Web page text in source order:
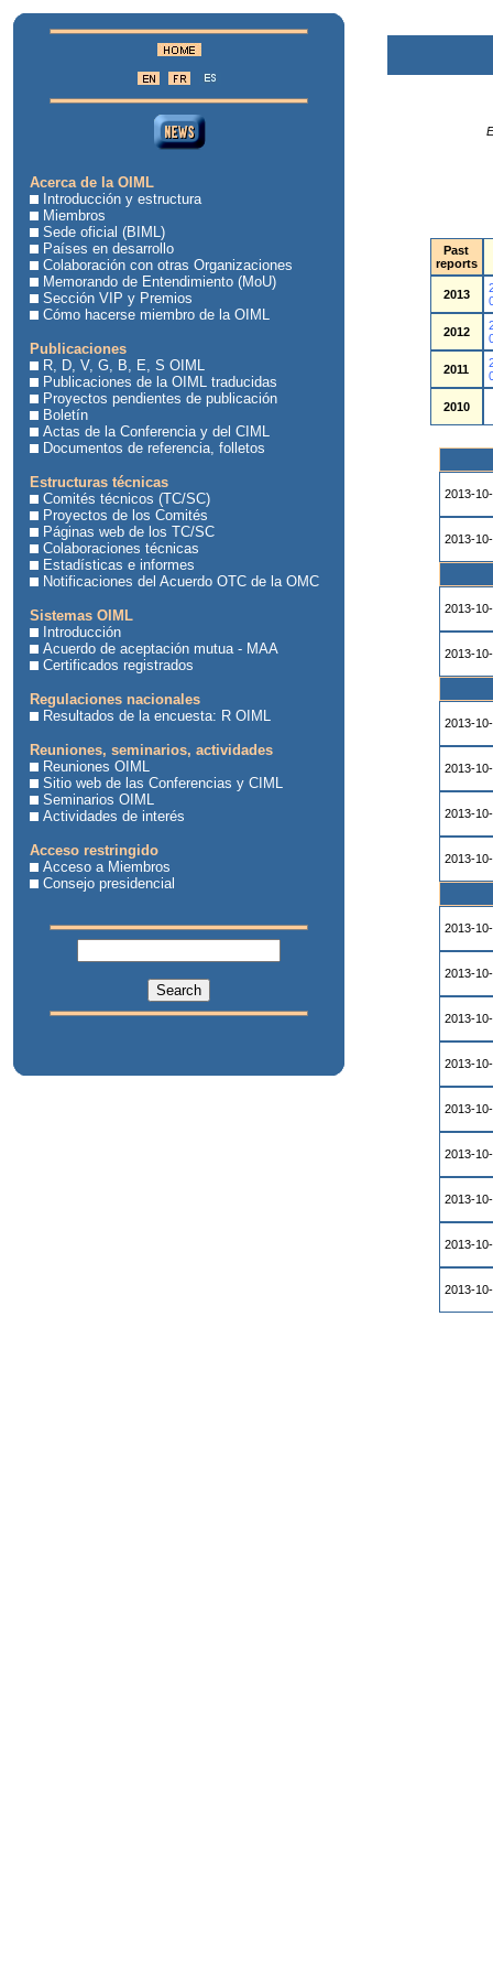
Acerca de la OIML
Introducción y estructura
Miembros
Sede oficial (BIML)
Países en desarrollo
Colaboración con otras Organizaciones
Memorando de Entendimiento (MoU)
Sección VIP y Premios
Cómo hacerse miembro de la OIML
Publicaciones
R, D, V, G, B, E, S OIML
Publicaciones de la OIML traducidas
Proyectos pendientes de publicación
Boletín
Actas de la Conferencia y del CIML
Documentos de referencia, folletos
Estructuras técnicas
Comités técnicos (TC/SC)
Proyectos de los Comités
Páginas web de los TC/SC
Colaboraciones técnicas
Estadísticas e informes
Notificaciones del Acuerdo OTC de la OMC
Sistemas OIML
Introducción
Acuerdo de aceptación mutua - MAA
Certificados registrados
Regulaciones nacionales
Resultados de la encuesta: R OIML
Reuniones, seminarios, actividades
Reuniones OIML
Sitio web de las Conferencias y CIML
Seminarios OIML
Actividades de interés
Acceso restringido
Acceso a Miembros
Consejo presidencial
Past
reports
2013
2012
2011
2010
2013-
2013-
2013-
2013-
2013-
2013-
2013-
2013-
2013-
2013-
2013-
2013-
2013-
2013-
2013-
2013-
2013-